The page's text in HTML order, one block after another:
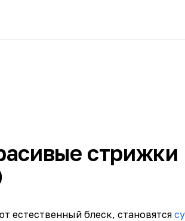
стрижки
естественный блеск, становятся